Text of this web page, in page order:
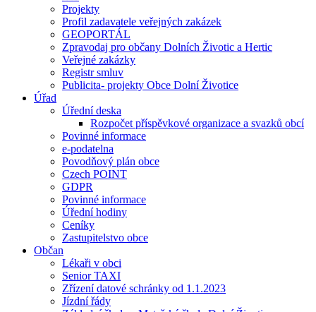
Projekty
Profil zadavatele veřejných zakázek
GEOPORTÁL
Zpravodaj pro občany Dolních Životic a Hertic
Veřejné zakázky
Registr smluv
Publicita- projekty Obce Dolní Životice
Úřad
Úřední deska
Rozpočet příspěvkové organizace a svazků obcí
Povinné informace
e-podatelna
Povodňový plán obce
Czech POINT
GDPR
Povinné informace
Úřední hodiny
Ceníky
Zastupitelstvo obce
Občan
Lékaři v obci
Senior TAXI
Zřízení datové schránky od 1.1.2023
Jízdní řády